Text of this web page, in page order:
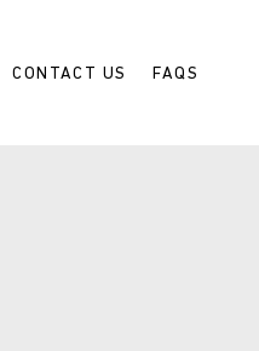
CONTACT US FAQS